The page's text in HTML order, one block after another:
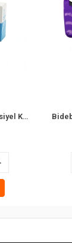
Bidebuvar Pudra Esansiyel Koku - 10 ml - Esans Yağ